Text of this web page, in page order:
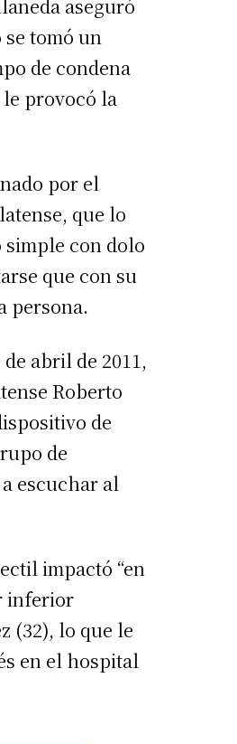
aseguró
tomó un
de condena
provocó la
por el
que lo
con dolo
que con su
persona.
abril de 2011,
Roberto
de
de
escuchar al
impactó “en
inferior
(32), lo que le
en el hospital